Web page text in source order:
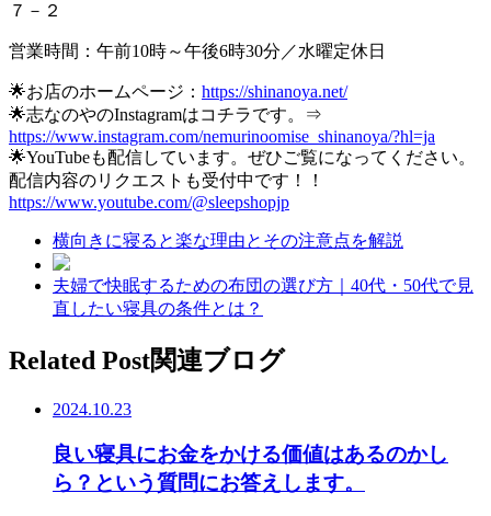
７－２
営業時間：午前10時～午後6時30分／水曜定休日
🌟お店のホームページ： https://shinanoya.net/
🌟志なのやのInstagramはコチラです。⇒
https://www.instagram.com/nemurinoomise_shinanoya/?hl=ja
🌟YouTubeも配信しています。ぜひご覧になってください。
配信内容のリクエストも受付中です！！
https://www.youtube.com/@sleepshopjp
横向きに寝ると楽な理由とその注意点を解説
夫婦で快眠するための布団の選び方｜40代・50代で見
直したい寝具の条件とは？
Related Post関連ブログ
2024.10.23
良い寝具にお金をかける価値はあるのかし
ら？という質問にお答えします。